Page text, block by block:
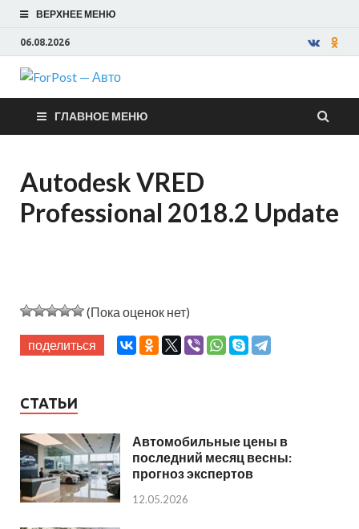
ВЕРХНЕЕ МЕНЮ
06.08.2026
ForPost —
Авто
ГЛАВНОЕ МЕНЮ
Autodesk VRED
Professional 2018.2 Update
(Пока оценок нет)
поделиться
СТАТЬИ
Автомобильные цены в
последний месяц весны:
прогноз экспертов
12.05.2026